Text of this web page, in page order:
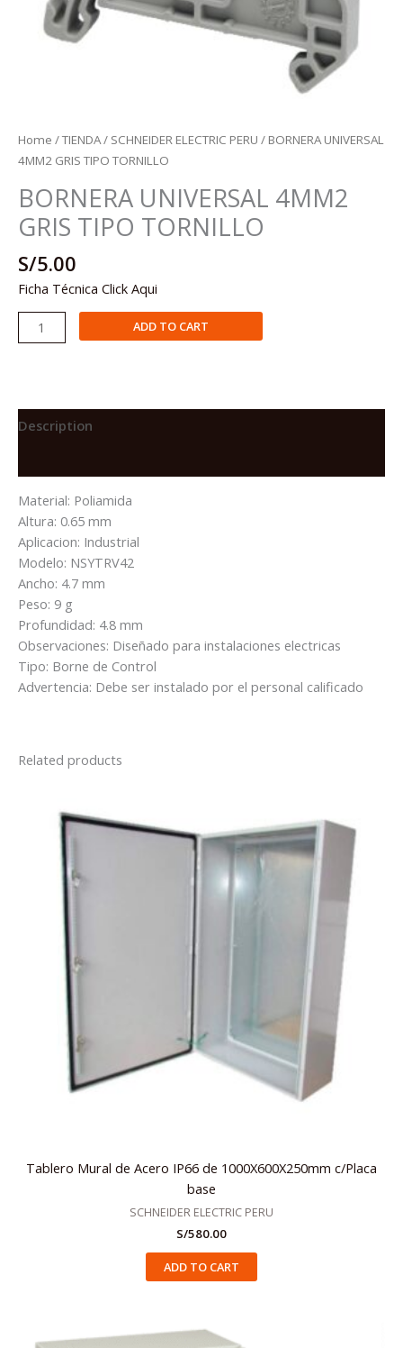
Home /TIENDA/ SCHNEIDER ELECTRIC PERU / BORNERA UNIVERSAL
4MM2 GRIS TIPO TORNILLO
BORNERA UNIVERSAL 4MM2
GRIS TIPO TORNILLO
S/5.00
Ficha Técnica Click Aqui
BORNERA
UNIVERSAL
TORNILLO
ADD TO CART
Description
Material: Poliamida
Altura: 0.65 mm
Aplicacion: Industrial
Modelo: NSYTRV42
Ancho: 4.7 mm
Peso: 9 g
Profundidad: 4.8 mm
Observaciones: Diseñado para instalaciones electricas
Tipo: Borne de Control
Advertencia: Debe ser instalado por el personal calificado
Related products
Tablero Mural de Acero IP66 de 1000X600X250mm c/Placa
base
SCHNEIDER ELECTRIC PERU
S/580.00
ADD TO CART